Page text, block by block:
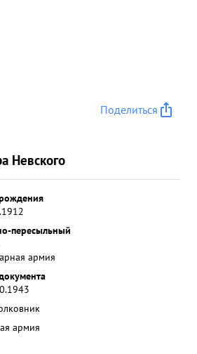
Поделиться
Невского
пересыльный
армия
армия